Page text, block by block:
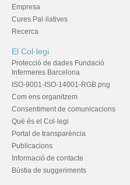
Empresa
Cures Pal·liatives
Recerca
El Col·legi
Protecció de dades Fundació
Infermeres Barcelona
ISO-9001-ISO-14001-RGB.png
Com ens organitzem
Consentiment de comunicacions
Què és el Col·legi
Portal de transparència
Publicacions
Informació de contacte
Bústia de suggeriments